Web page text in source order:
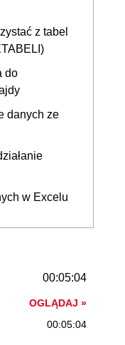
z tabel
do
danych ze
w Excelu
00:05:04
OGLĄDAJ »
00:05:04